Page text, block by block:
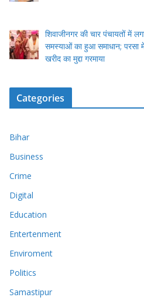
शिवाजीनगर की चार पंचायतों में
समस्याओं का हुआ समाधान; परसा
खरीद का मुद्दा गरमाया
Categories
Bihar
Business
Crime
Digital
Education
Entertenment
Enviroment
Politics
Samastipur